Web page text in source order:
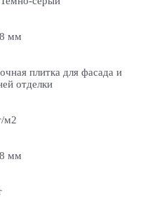
мм
плитка для фасада и
отделки
м2
мм